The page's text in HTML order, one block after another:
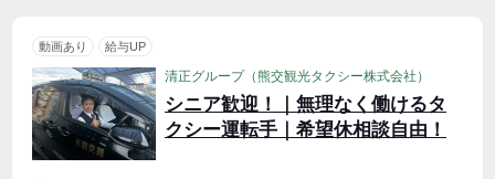
動画あり 給与UP
清正グループ（熊交観光タクシー株式会社）
シニア歓迎！｜無理なく働けるタ
クシー運転手｜希望休相談自由！